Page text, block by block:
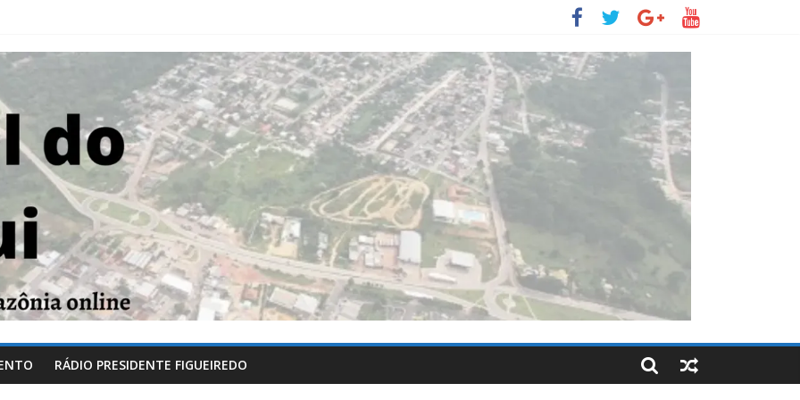
RÁDIO PRESIDENTE FIGUEIREDO